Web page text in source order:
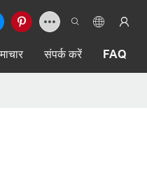
संपर्क करें FAQ